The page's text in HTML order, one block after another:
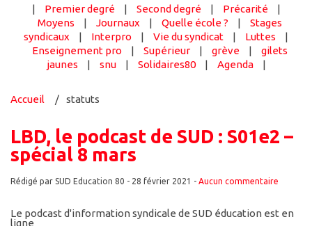
| Premier degré | Second degré | Précarité
|
Moyens
| Journaux | Quelle école ? |
Stages
syndicaux
| Interpro | Vie du syndicat | Luttes
|
Enseignement pro
| Supérieur | grève |
gilets
jaunes
| snu | Solidaires80 | Agenda |
Accueil statuts
LBD, le podcast de SUD : S01e2 –
spécial 8 mars
Rédigé par SUD Education 80 - 28 février 2021 - Aucun commentaire
Le podcast d'information syndicale de SUD éducation est en
ligne